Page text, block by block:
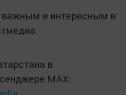
и интересным в
в
MАХ: